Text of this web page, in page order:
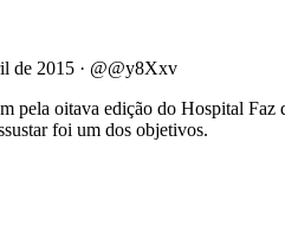
de 2015 · @@y8Xxv
pela oitava edição do Hospital
foi um dos objetivos.